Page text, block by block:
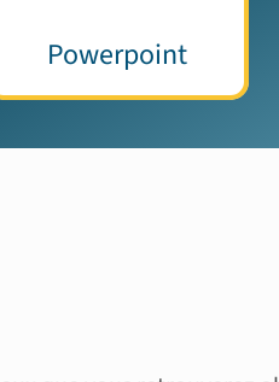
Powerpoint